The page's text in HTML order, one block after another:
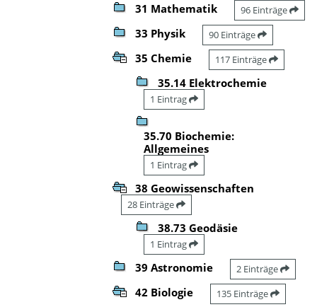
31 Mathematik 96 Einträge
33 Physik 90 Einträge
35 Chemie 117 Einträge
35.14 Elektrochemie
1 Eintrag
35.70 Biochemie:
Allgemeines
1 Eintrag
38 Geowissenschaften
28 Einträge
38.73 Geodäsie
1 Eintrag
39 Astronomie 2 Einträge
42 Biologie 135 Einträge